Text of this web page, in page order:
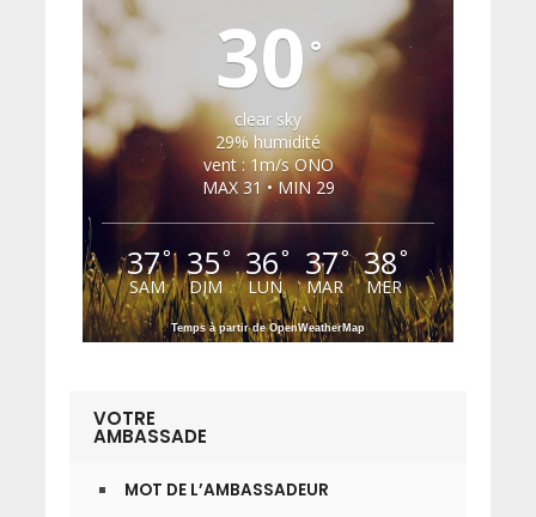
30°
clear sky
29% humidité
vent : 1m/s ONO
MAX 31 • MIN 29
37°
SAM
35°
DIM
36°
LUN
37°
MAR
38°
MER
Temps à partir de OpenWeatherMap
VOTRE
AMBASSADE
MOT DE L’AMBASSADEUR